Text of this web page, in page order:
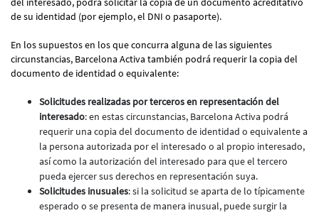
de su identidad (por ejemplo, el DNI o pasaporte).
En los supuestos en los que concurra alguna de las siguientes
circunstancias, Barcelona Activa también podrá requerir la copia del
documento de identidad o equivalente:
Solicitudes realizadas por terceros en representación del
interesado: en estas circunstancias, Barcelona Activa podrá
requerir una copia del documento de identidad o equivalente a
la persona autorizada por el interesado o al propio interesado,
así como la autorización del interesado para que el tercero
pueda ejercer sus derechos en representación suya.
Solicitudes inusuales: si la solicitud se aparta de lo típicamente
esperado o se presenta de manera inusual, puede surgir la